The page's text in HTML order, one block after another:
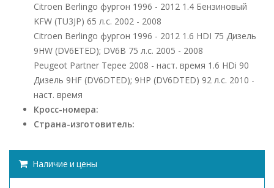
Citroen Berlingo фургон 1996 - 2012 1.4 Бензиновый
KFW (TU3JP) 65 л.с. 2002 - 2008
Citroen Berlingo фургон 1996 - 2012 1.6 HDI 75 Дизель
9HW (DV6ETED); DV6B 75 л.с. 2005 - 2008
Peugeot Partner Tepee 2008 - наст. время 1.6 HDi 90
Дизель 9HF (DV6DTED); 9HP (DV6DTED) 92 л.с. 2010 -
наст. время
Кросс-номера:
Страна-изготовитель:
Наличие и цены